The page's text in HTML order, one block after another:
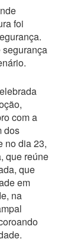
foi
segurança
com a
dos
no dia 23,
que reúne
que
em
na